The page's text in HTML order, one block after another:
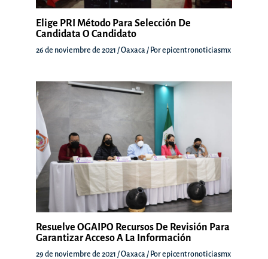
Elige PRI Método Para Selección De
Candidata O Candidato
26 de noviembre de 2021 /Oaxaca / Porepicentronoticiasmx
Resuelve OGAIPO Recursos De Revisión Para
Garantizar Acceso A La Información
29 de noviembre de 2021 /Oaxaca / Porepicentronoticiasmx